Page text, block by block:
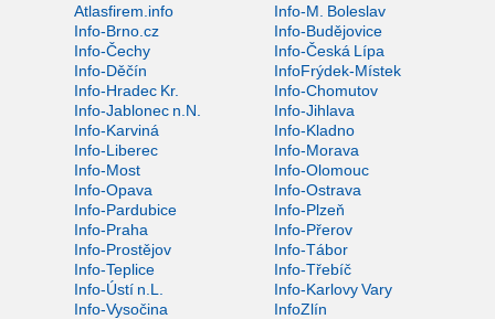
Atlasfirem.info
Info-M. Boleslav
Info-Brno.cz
Info-Budějovice
Info-Čechy
Info-Česká Lípa
Info-Děčín
InfoFrýdek-Místek
Info-Hradec Kr.
Info-Chomutov
Info-Jablonec n.N.
Info-Jihlava
Info-Karviná
Info-Kladno
Info-Liberec
Info-Morava
Info-Most
Info-Olomouc
Info-Opava
Info-Ostrava
Info-Pardubice
Info-Plzeň
Info-Praha
Info-Přerov
Info-Prostějov
Info-Tábor
Info-Teplice
Info-Třebíč
Info-Ústí n.L.
Info-Karlovy Vary
Info-Vysočina
InfoZlín